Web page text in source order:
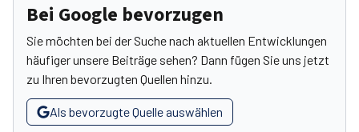
Bei Google bevorzugen
Sie möchten bei der Suche nach aktuellen Entwicklungen
häufiger unsere Beiträge sehen? Dann fügen Sie uns jetzt
zu Ihren bevorzugten Quellen hinzu.
Als bevorzugte Quelle auswählen